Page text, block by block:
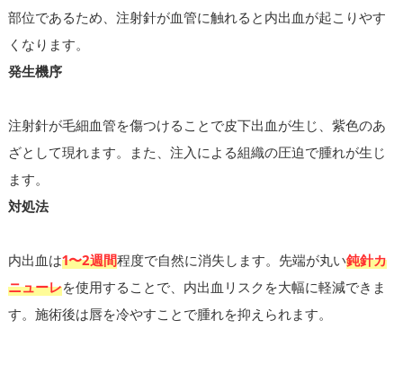
部位であるため、注射針が血管に触れると内出血が起こりやす
くなります。
発生機序
注射針が毛細血管を傷つけることで皮下出血が生じ、紫色のあ
ざとして現れます。また、注入による組織の圧迫で腫れが生じ
ます。
対処法
内出血は1〜2週間程度で自然に消失します。先端が丸い鈍針カ
ニューレを使用することで、内出血リスクを大幅に軽減できま
す。施術後は唇を冷やすことで腫れを抑えられます。